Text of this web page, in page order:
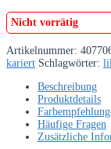
Nicht vorrätig
Artikelnummer:
kariert Schlagwörter:
Beschreibung
Produktdetails
Häufige Fragen
Zusätzliche